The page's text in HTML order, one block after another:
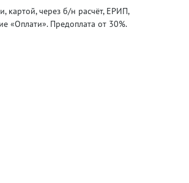
картой, через б/н расчёт, ЕРИП,
«Оплати». Предоплата от 30%.